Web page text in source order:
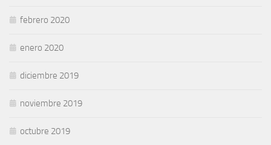
febrero 2020
enero 2020
diciembre 2019
noviembre 2019
octubre 2019